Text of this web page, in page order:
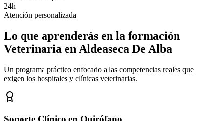
24h
Atención personalizada
Lo que aprenderás en la formación
Veterinaria en Aldeaseca De Alba
Un programa práctico enfocado a las competencias reales que
exigen los hospitales y clínicas veterinarias.
Soporte Clínico en Quirófano